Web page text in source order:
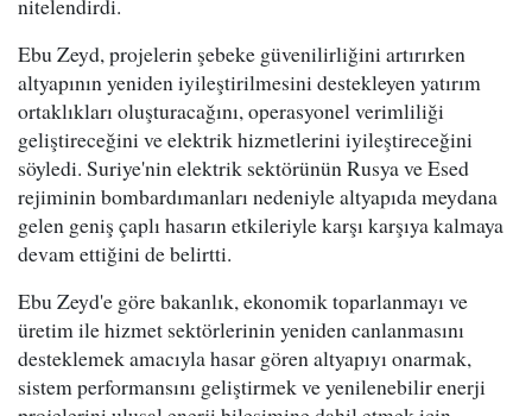
nitelendirdi.
Ebu Zeyd, projelerin şebeke güvenilirliğini artırırken
altyapının yeniden iyileştirilmesini destekleyen yatırım
ortaklıkları oluşturacağını, operasyonel verimliliği
geliştireceğini ve elektrik hizmetlerini iyileştireceğini
söyledi. Suriye'nin elektrik sektörünün Rusya ve Esed
rejiminin bombardımanları nedeniyle altyapıda meydana
gelen geniş çaplı hasarın etkileriyle karşı karşıya kalmaya
devam ettiğini de belirtti.
Ebu Zeyd'e göre bakanlık, ekonomik toparlanmayı ve
üretim ile hizmet sektörlerinin yeniden canlanmasını
desteklemek amacıyla hasar gören altyapıyı onarmak,
sistem performansını geliştirmek ve yenilenebilir enerji